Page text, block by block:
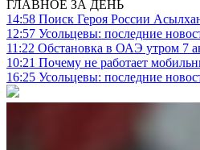
ГЛАВНОЕ ЗА ДЕНЬ
14:58 Поиск Героя России
12:57 Усольцевы: последние
11:22 Обстановка в ОАЭ утром 7
10:21 Почему не работает
16:25 Усольцевы: последние